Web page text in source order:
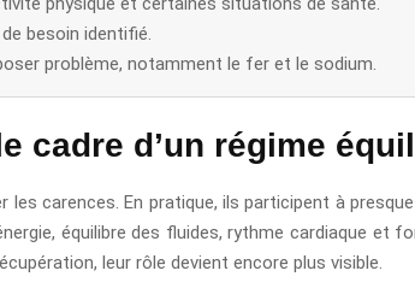
besoin identifié.
problème, notamment le fer et le sodium.
cadre d’un régime
les carences. En pratique, ils participent à
équilibre des fluides, rythme cardiaque et
leur rôle devient encore plus visible.